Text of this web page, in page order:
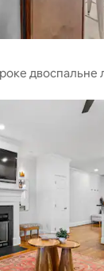
двоспальне